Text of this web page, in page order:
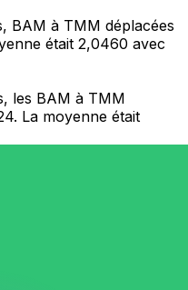
BAM à TMM déplacées
était 2,0460 avec
les BAM à TMM
La moyenne était
lorsque vous
fonctionnalités